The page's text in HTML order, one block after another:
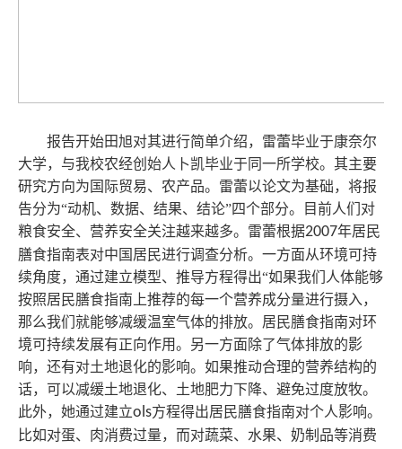
报告开始田旭对其进行简单介绍，雷蕾毕业于康奈尔
大学，与我校农经创始人卜凯毕业于同一所学校。其主要
研究方向为国际贸易、农产品。雷蕾以论文为基础，将报
告分为“动机、数据、结果、结论”四个部分。目前人们对
粮食安全、营养安全关注越来越多。雷蕾根据2007年居民
膳食指南表对中国居民进行调查分析。一方面从环境可持
续角度，通过建立模型、推导方程得出“如果我们人体能够
按照居民膳食指南上推荐的每一个营养成分量进行摄入，
那么我们就能够减缓温室气体的排放。居民膳食指南对环
境可持续发展有正向作用。另一方面除了气体排放的影
响，还有对土地退化的影响。如果推动合理的营养结构的
话，可以减缓土地退化、土地肥力下降、避免过度放牧。
此外，她通过建立ols方程得出居民膳食指南对个人影响。
比如对蛋、肉消费过量，而对蔬菜、水果、奶制品等消费